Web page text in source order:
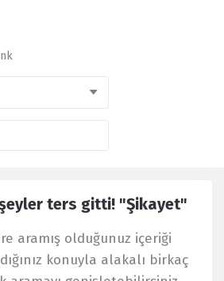
ters gitti! "Şikayet"
aramış olduğunuz içeriği
konuyla alakalı birkaç